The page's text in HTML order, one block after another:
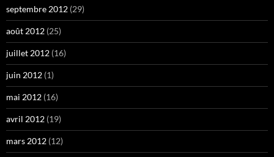
septembre 2012 (29)
août 2012 (25)
juillet 2012 (16)
juin 2012 (1)
mai 2012 (16)
avril 2012 (19)
mars 2012 (12)